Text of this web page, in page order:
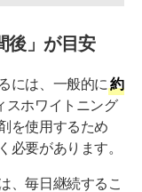
後」が目安
には、一般的に 約
スホワイトニング
を使用するため
必要があります。
、毎日継続するこ